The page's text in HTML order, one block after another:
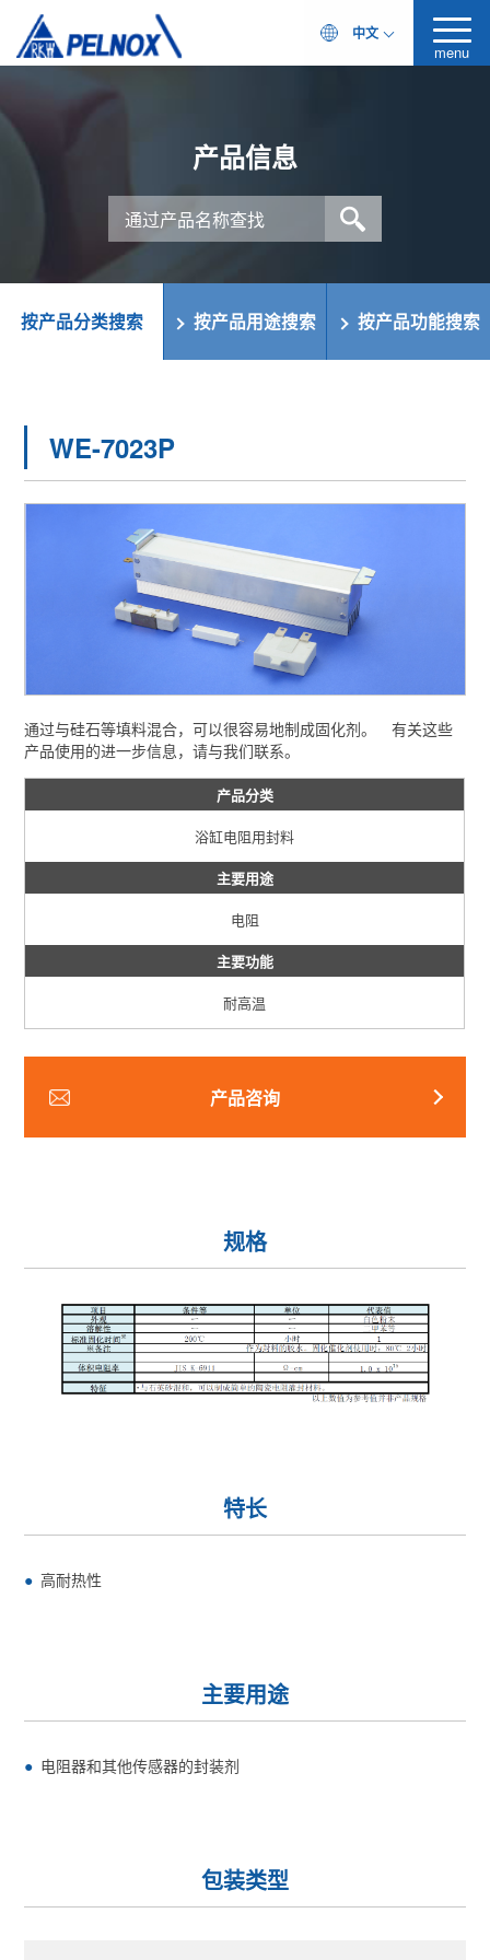
中文
menu
产品信息
按产品分类搜索 按产品用途搜索 按产品功能搜索
WE-7023P
通过与硅石等填料混合，可以很容易地制成固化剂。 有关这些
产品使用的进一步信息，请与我们联系。
产品分类
浴缸电阻用封料
主要用途
电阻
主要功能
耐高温
产品咨询
规格
特长
高耐热性
主要用途
电阻器和其他传感器的封装剂
包装类型